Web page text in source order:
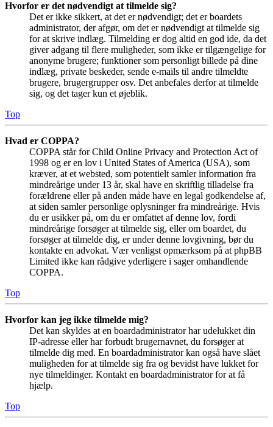
Hvorfor er det nødvendigt at tilmelde sig?
Det er ikke sikkert, at det er nødvendigt; det er boardets
administrator, der afgør, om det er nødvendigt at tilmelde sig
for at skrive indlæg. Tilmelding er dog altid en god ide, da det
giver adgang til flere muligheder, som ikke er tilgængelige for
anonyme brugere; funktioner som personligt billede på dine
indlæg, private beskeder, sende e-mails til andre tilmeldte
brugere, brugergrupper osv. Det anbefales derfor at tilmelde
sig, og det tager kun et øjeblik.
Top
Hvad er COPPA?
COPPA står for Child Online Privacy and Protection Act of
1998 og er en lov i United States of America (USA), som
kræver, at et websted, som potentielt samler information fra
mindreårige under 13 år, skal have en skriftlig tilladelse fra
forældrene eller på anden måde have en legal godkendelse af,
at siden samler personlige oplysninger fra mindreårige. Hvis
du er usikker på, om du er omfattet af denne lov, fordi
mindreårige forsøger at tilmelde sig, eller om boardet, du
forsøger at tilmelde dig, er under denne lovgivning, bør du
kontakte en advokat. Vær venligst opmærksom på at phpBB
Limited ikke kan rådgive yderligere i sager omhandlende
COPPA.
Top
Hvorfor kan jeg ikke tilmelde mig?
Det kan skyldes at en boardadministrator har udelukket din
IP-adresse eller har forbudt brugernavnet, du forsøger at
tilmelde dig med. En boardadministrator kan også have slået
muligheden for at tilmelde sig fra og bevidst have lukket for
nye tilmeldinger. Kontakt en boardadministrator for at få
hjælp.
Top